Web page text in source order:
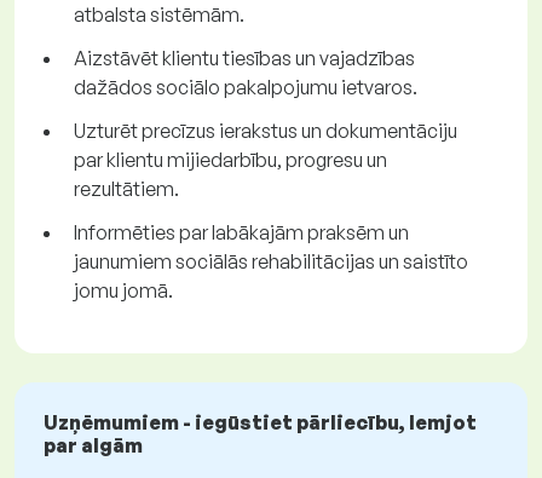
atbalsta sistēmām.
Aizstāvēt klientu tiesības un vajadzības
dažādos sociālo pakalpojumu ietvaros.
Uzturēt precīzus ierakstus un dokumentāciju
par klientu mijiedarbību, progresu un
rezultātiem.
Informēties par labākajām praksēm un
jaunumiem sociālās rehabilitācijas un saistīto
jomu jomā.
Uzņēmumiem - iegūstiet pārliecību, lemjot
par algām